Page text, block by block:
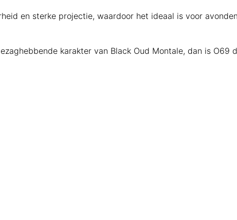
en sterke projectie, waardoor het ideaal is voor
karakter van Black Oud Montale, dan is O69